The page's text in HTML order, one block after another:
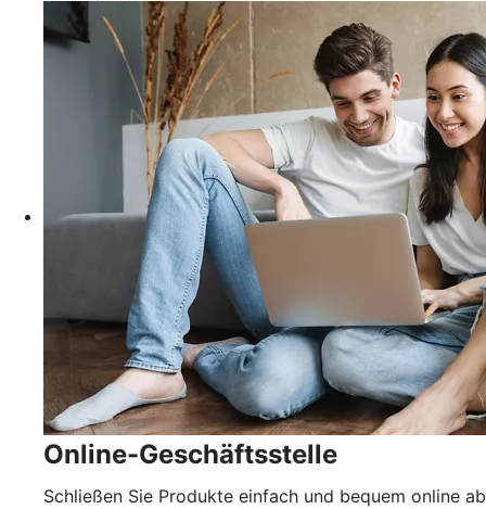
Online-Geschäftsstelle
Schließen Sie Produkte einfach und bequem online ab